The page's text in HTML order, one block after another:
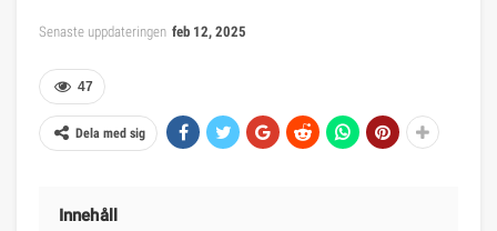
Senaste uppdateringen feb 12, 2025
47
Dela med sig
Innehåll